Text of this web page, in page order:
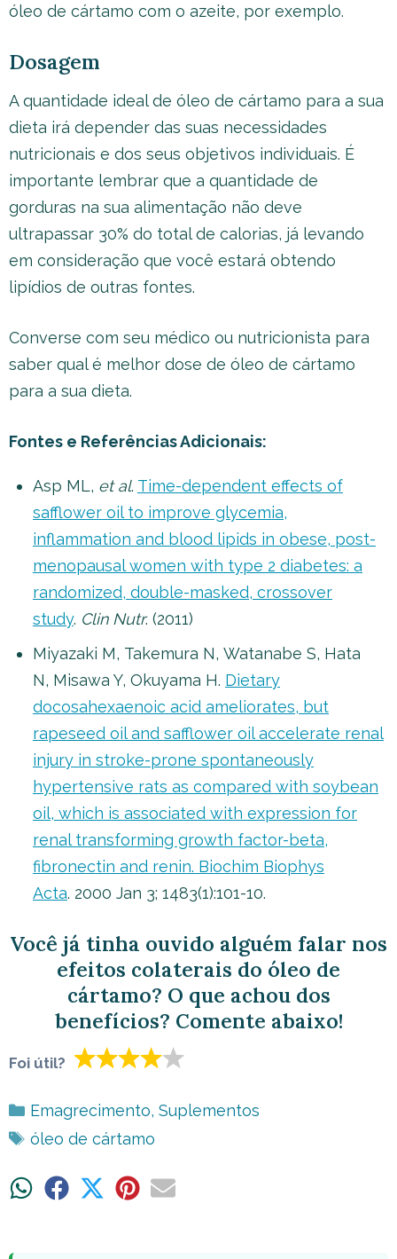
óleo de cártamo com o azeite, por exemplo.
Dosagem
A quantidade ideal de óleo de cártamo para a sua
dieta irá depender das suas necessidades
nutricionais e dos seus objetivos individuais. É
importante lembrar que a quantidade de
gorduras na sua alimentação não deve
ultrapassar 30% do total de calorias, já levando
em consideração que você estará obtendo
lipídios de outras fontes.
Converse com seu médico ou nutricionista para
saber qual é melhor dose de óleo de cártamo
para a sua dieta.
Fontes e Referências Adicionais:
Asp ML, et al. Time-dependent effects of
safflower oil to improve glycemia,
inflammation and blood lipids in obese, post-
menopausal women with type 2 diabetes: a
randomized, double-masked, crossover
study. Clin Nutr. (2011)
Miyazaki M, Takemura N, Watanabe S, Hata
N, Misawa Y, Okuyama H. Dietary
docosahexaenoic acid ameliorates, but
rapeseed oil and safflower oil accelerate renal
injury in stroke-prone spontaneously
hypertensive rats as compared with soybean
oil, which is associated with expression for
renal transforming growth factor-beta,
fibronectin and renin. Biochim Biophys
Acta. 2000 Jan 3; 1483(1):101-10.
Você já tinha ouvido alguém falar nos
efeitos colaterais do óleo de
cártamo? O que achou dos
benefícios? Comente abaixo!
Foi útil?
Categorias
Emagrecimento, Suplementos
Tags
óleo de cártamo
ShareShare ShareShareShare